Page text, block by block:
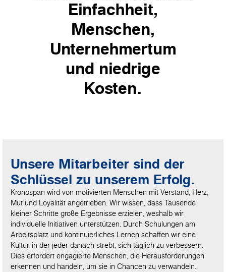
Einfachheit,
Menschen,
Unternehmertum
und niedrige
Kosten.
Unsere Mitarbeiter sind der
Schlüssel zu unserem Erfolg.
Kronospan wird von motivierten Menschen mit Verstand, Herz,
Mut und Loyalität angetrieben. Wir wissen, dass Tausende
kleiner Schritte große Ergebnisse erzielen, weshalb wir
individuelle Initiativen unterstützen. Durch Schulungen am
Arbeitsplatz und kontinuierliches Lernen schaffen wir eine
Kultur, in der jeder danach strebt, sich täglich zu verbessern.
Dies erfordert engagierte Menschen, die Herausforderungen
erkennen und handeln, um sie in Chancen zu verwandeln.